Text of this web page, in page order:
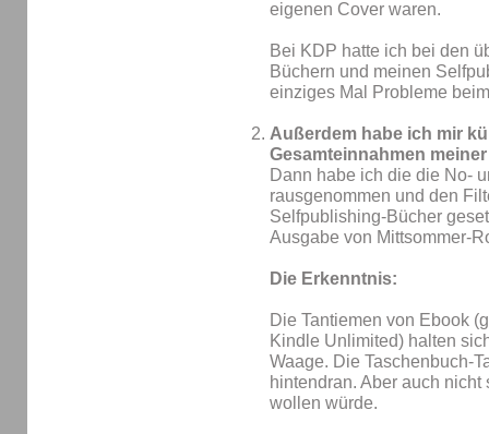
eigenen Cover waren.
Bei KDP hatte ich bei den
Büchern und meinen
einziges Mal Probleme
Außerdem habe ich mir
Gesamteinnahmen
Dann habe ich die die No-
rausgenommen und den
Selfpublishing-Bücher
Ausgabe von Mittsommer-
Die Erkenntnis:
Die Tantiemen von Ebook
Kindle Unlimited) halten
Waage. Die Taschenbuch-
hintendran. Aber auch
wollen würde.